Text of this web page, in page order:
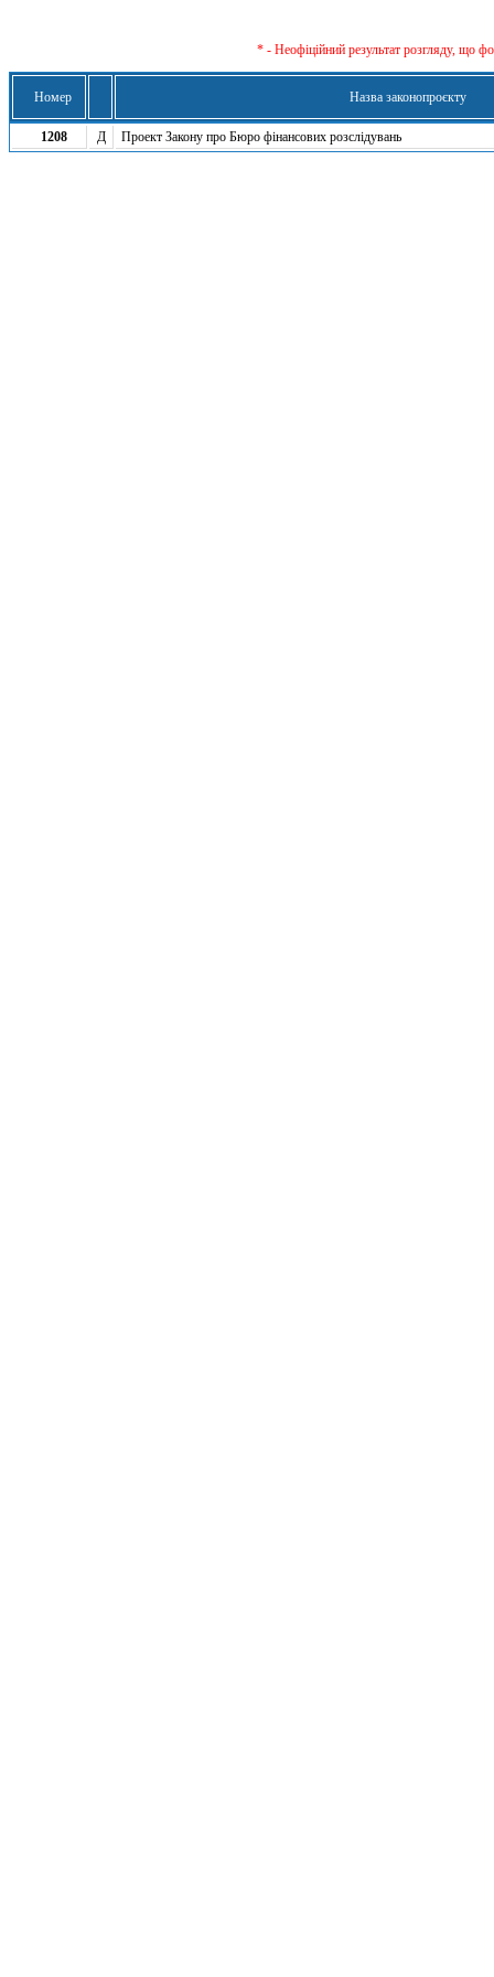
* - Неофіційний результат розгляду, що
Номер Назва законопроєкту
1208 Д Проект Закону про Бюро фінансових розслідувань